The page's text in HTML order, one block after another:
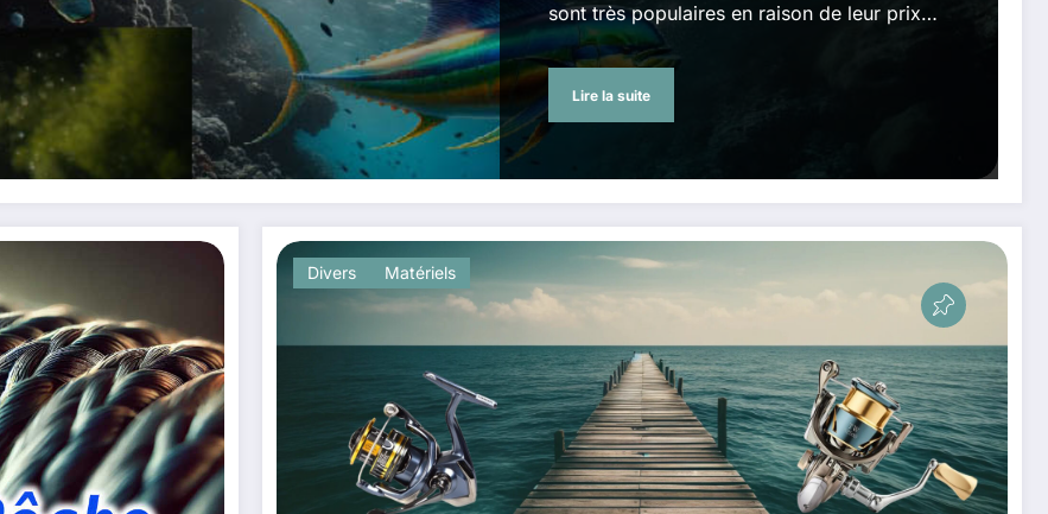
sont très populaires en raison de leur prix…
Lire la suite
Divers Matériels